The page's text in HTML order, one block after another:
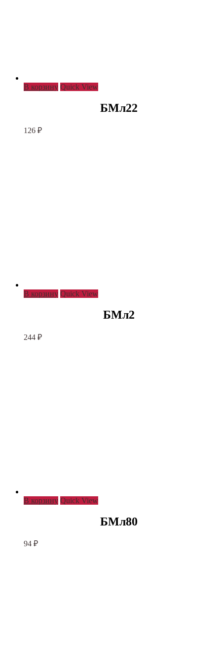
В корзину Quick View
БМл22
126 ₽
В корзину Quick View
БМл2
244 ₽
В корзину Quick View
БМл80
94 ₽